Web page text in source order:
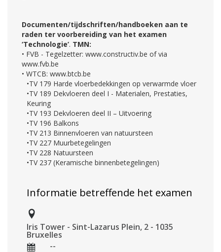
Documenten/tijdschriften/handboeken aan te
raden ter voorbereiding van het examen
‘Technologie’. TMN:
• FVB - Tegelzetter: www.constructiv.be of via
www.fvb.be
• WTCB: www.btcb.be
•TV 179 Harde vloerbedekkingen op verwarmde vloer
•TV 189 Dekvloeren deel I - Materialen, Prestaties,
Keuring
•TV 193 Dekvloeren deel II – Uitvoering
•TV 196 Balkons
•TV 213 Binnenvloeren van natuursteen
•TV 227 Muurbetegelingen
•TV 228 Natuursteen
•TV 237 (Keramische binnenbetegelingen)
Informatie betreffende het examen
Iris Tower - Sint-Lazarus Plein, 2 - 1035
Bruxelles
--